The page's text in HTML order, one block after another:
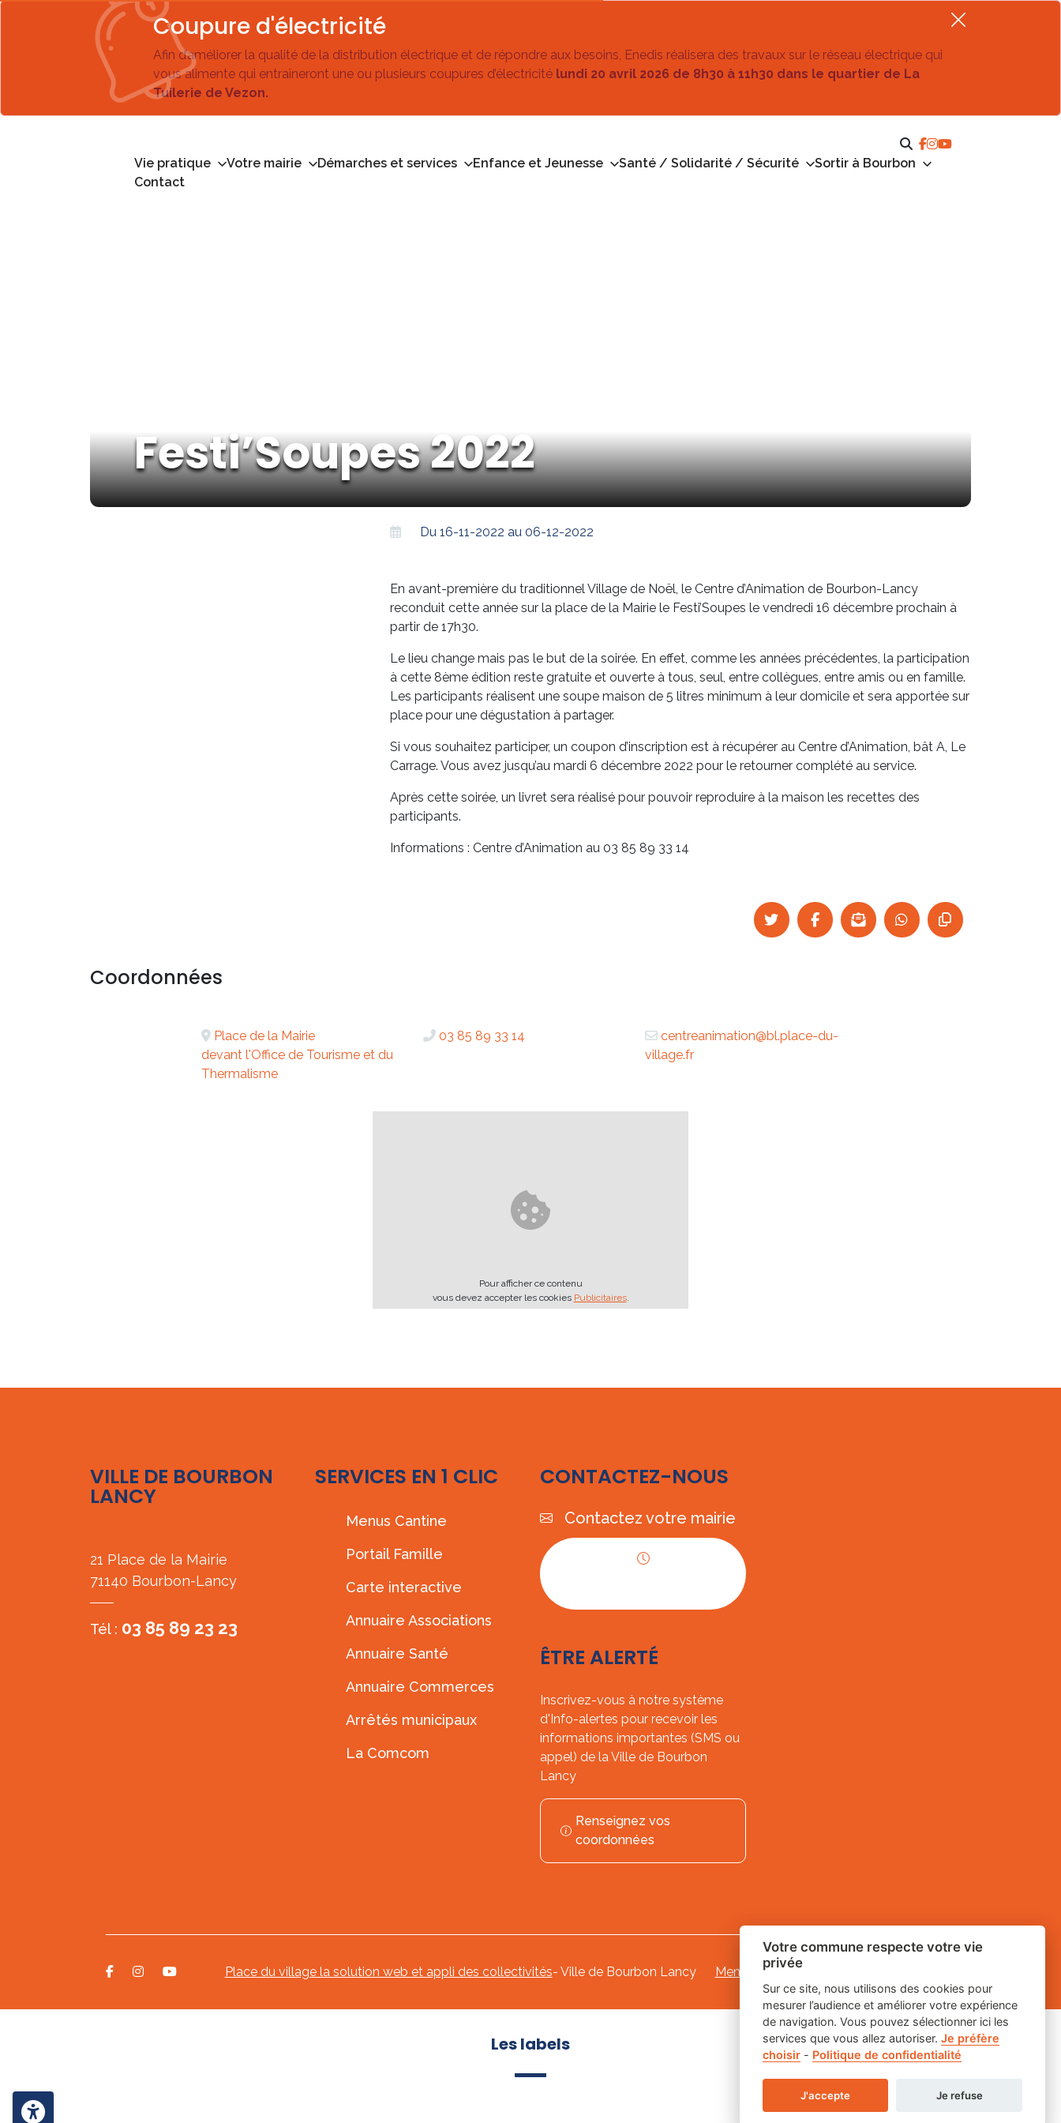
Coupure d'électricité
Afin d’améliorer la qualité de la distribution électrique et de répondre aux besoins, Enedis réalisera des travaux sur le réseau électrique qui
vous alimente qui entraîneront une ou plusieurs coupures d’électricité lundi 20 avril 2026 de 8h30 à 11h30 dans le quartier de La
Tuilerie de Vezon.
Vie pratique Votre mairie Démarches et services Enfance et Jeunesse Santé / Solidarité / Sécurité
Sortir à Bourbon
Contact
Festi’Soupes 2022
Du 16-11-2022 au 06-12-2022
En avant-première du traditionnel Village de Noël, le Centre d’Animation de Bourbon-Lancy
reconduit cette année sur la place de la Mairie le Festi’Soupes le vendredi 16 décembre prochain à
partir de 17h30.
Le lieu change mais pas le but de la soirée. En effet, comme les années précédentes, la participation
à cette 8ème édition reste gratuite et ouverte à tous, seul, entre collègues, entre amis ou en famille.
Les participants réalisent une soupe maison de 5 litres minimum à leur domicile et sera apportée sur
place pour une dégustation à partager.
Si vous souhaitez participer, un coupon d’inscription est à récupérer au Centre d’Animation, bât A, Le
Carrage. Vous avez jusqu’au mardi 6 décembre 2022 pour le retourner complété au service.
Après cette soirée, un livret sera réalisé pour pouvoir reproduire à la maison les recettes des
participants.
Informations : Centre d’Animation au 03 85 89 33 14
Coordonnées
Place de la Mairie
devant l'Office de Tourisme et du
Thermalisme
03 85 89 33 14
centreanimation@bl.place-du-
village.fr
Pour afficher ce contenu
vous devez accepter les cookies Publicitaires.
VILLE DE BOURBON
LANCY
21 Place de la Mairie
71140 Bourbon-Lancy
Tél : 03 85 89 23 23
SERVICES EN 1 CLIC
Menus Cantine
Portail Famille
Carte interactive
Annuaire Associations
Annuaire Santé
Annuaire Commerces
Arrêtés municipaux
La Comcom
CONTACTEZ-NOUS
Contactez votre mairie
ÊTRE ALERTÉ
Inscrivez-vous à notre système
d'Info-alertes pour recevoir les
informations importantes (SMS ou
appel) de la Ville de Bourbon
Lancy
Renseignez vos
coordonnées
Place du village la solution web et appli des collectivités- Ville de Bourbon Lancy Mentions légales
Les labels
Votre commune respecte votre vie
privée
Sur ce site, nous utilisons des cookies pour
mesurer l’audience et améliorer votre expérience
de navigation. Vous pouvez sélectionner ici les
services que vous allez autoriser. Je préfère
choisir- Politique de confidentialité
J'accepte Je refuse